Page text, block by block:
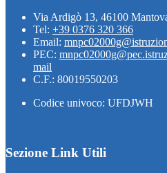
Via Ardigò 13, 46100
Tel: +39 0376 320 366
Email:
PEC:
mail
C.F.: 80019550203
Codice univoco: UFDJWH
Sezione Link Utili